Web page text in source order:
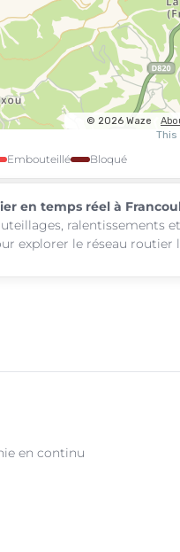
Embouteillé Bloqué
en temps réel à
ralentissements
explorer le réseau routier
en continu